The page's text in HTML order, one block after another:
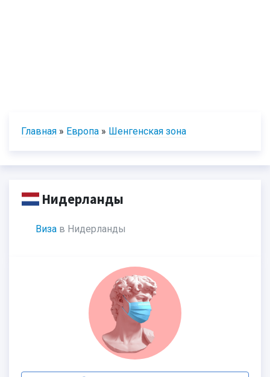
Главная » Европа » Шенгенская зона
Нидерланды
Виза в Нидерланды